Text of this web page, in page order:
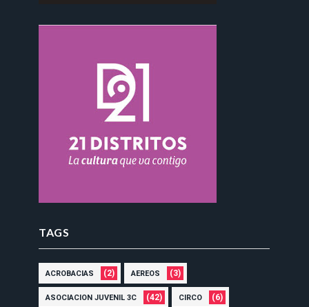
TAGS
ACROBACIAS (2) AEREOS (3)
ASOCIACION JUVENIL 3C (42) CIRCO (6)